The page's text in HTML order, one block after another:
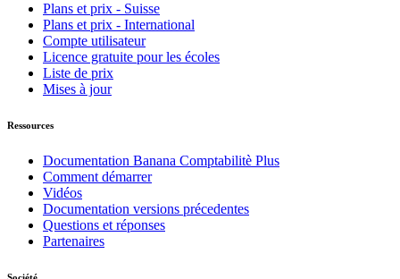
Plans et prix - Suisse
Plans et prix - International
Compte utilisateur
Licence gratuite pour les écoles
Liste de prix
Mises à jour
Ressources
Documentation Banana Comptabilitè Plus
Comment démarrer
Vidéos
Documentation versions précedentes
Questions et réponses
Partenaires